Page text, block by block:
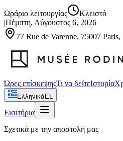
Ωράριο λειτουργίας
Κλειστό
|Πέμπτη, Αύγουστος 6, 2026
77 Rue de Varenne, 75007 Paris,
Ώρες επίσκεψηςΤι να δείτεΙστορία
Ελληνικά EL
Εισιτήρια
Σχετικά με την αποστολή μας